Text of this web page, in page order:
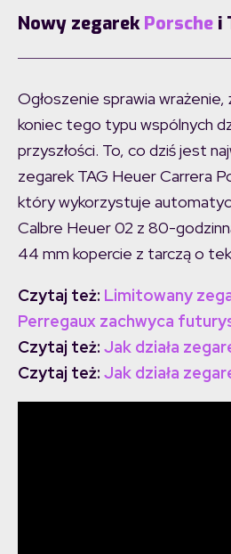
Nowy zegarekPorsche i
Ogłoszenie sprawia
koniec tego typu wspólnych
przyszłości. To, co dziś jest
zegarek TAG Heuer Carrera
który wykorzystuje
Calbre Heuer 02 z 80-
44 mm kopercie z tarczą o
Czytaj też: Limitowany
Perregaux zachwyca
Czytaj też: Jak działa
Czytaj też: Jak działa